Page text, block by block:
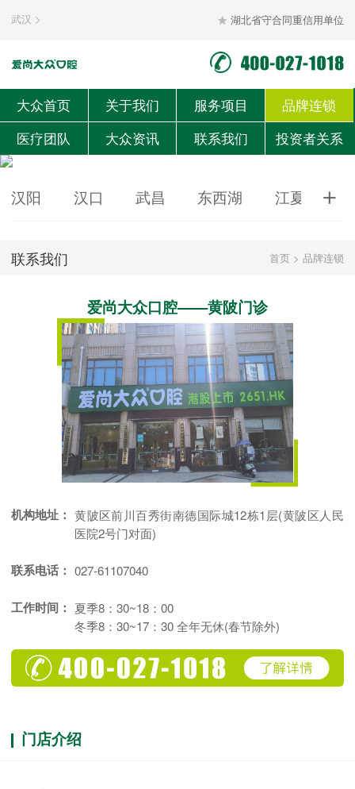
武汉   湖北省守合同重信用单位
大众首页 关于我们 服务项目
品牌连锁
医疗团队
大众资讯 联系我们 投资者关系
汉阳 汉口 武昌 东西湖 江夏 
联系我们 首页> 品牌连锁
爱尚大众口腔——黄陂门诊
机构地址： 黄陂区前川百秀街南德国际城12栋1层(黄陂区人民
医院2号门对面)
联系电话： 027-61107040
工作时间： 夏季8：30~18：00
冬季8：30~17：30 全年无休(春节除外)
门店介绍